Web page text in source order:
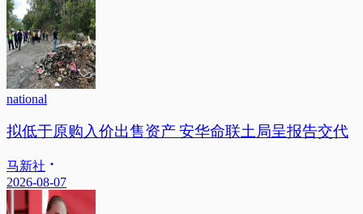
national
拟低于原购入价出售资产 安华命联土局呈报告交代
马新社
2026-08-07